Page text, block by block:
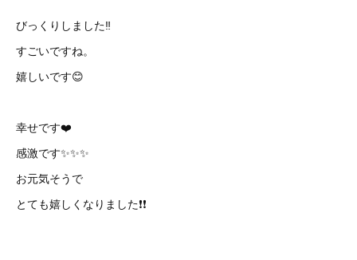
びっくりしました‼️
すごいですね。
嬉しいです😊
幸せです❤️
感激です✨✨✨
お元気そうで
とても嬉しくなりました❗️❗️